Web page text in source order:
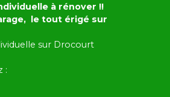
à rénover !!
le tout érigé sur
sur Drocourt
: